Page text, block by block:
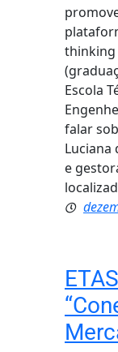
thinking
Escola
falar
Luciana
e